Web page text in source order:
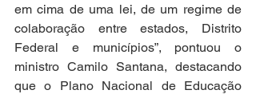
em cima de uma lei, de um regime de
colaboração entre estados, Distrito
Federal e municípios”, pontuou o
ministro Camilo Santana, destacando
que o Plano Nacional de Educação